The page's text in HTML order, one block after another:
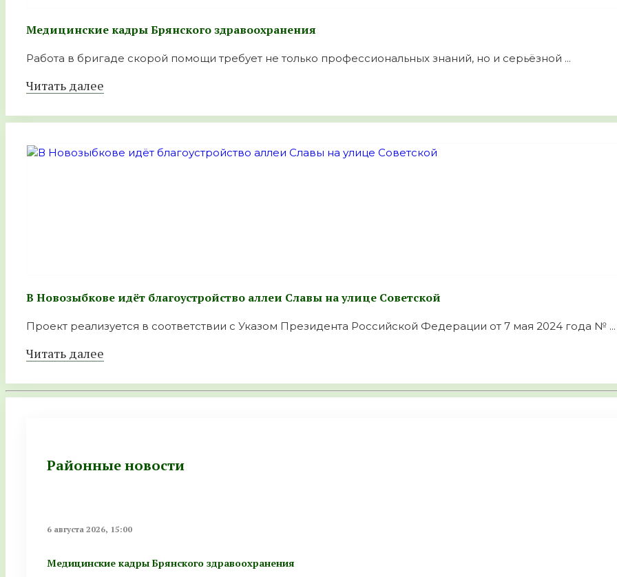
Медицинские кадры Брянского здравоохранения
Работа в бригаде скорой помощи требует не только профессиональных знаний, но и серьёзной ...
Читать далее
В Новозыбкове идёт благоустройство аллеи Славы на улице Советской
Проект реализуется в соответствии с Указом Президента Российской Федерации от 7 мая 2024 года № ...
Читать далее
Районные новости
6 августа 2026, 15:00
Медицинские кадры Брянского здравоохранения